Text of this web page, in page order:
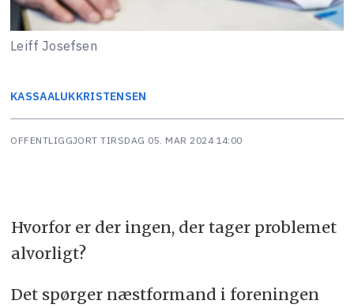
Leiff Josefsen
KASSAALUKKRISTENSEN
OFFENTLIGGJORT TIRSDAG 05. MAR 2024 14:00
Hvorfor er der ingen, der tager problemet
alvorligt?
Det spørger næstformand i foreningen